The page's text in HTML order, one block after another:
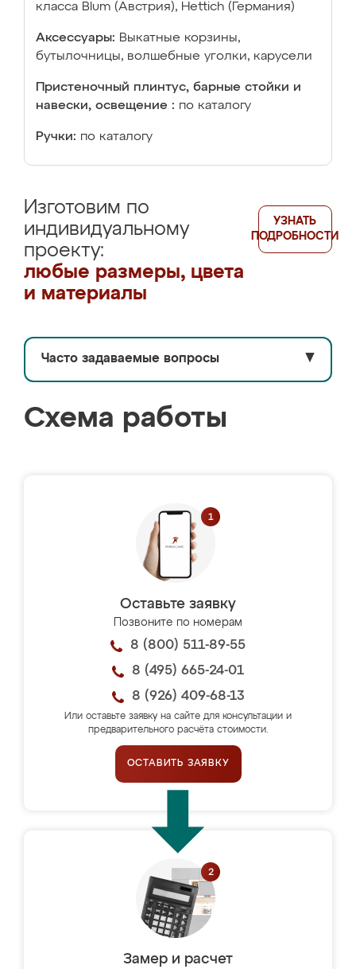
класса Blum (Австрия), Hettich (Германия)
Аксессуары: Выкатные корзины,
бутылочницы, волшебные уголки, карусели
Пристеночный плинтус, барные стойки и
навески, освещение : по каталогу
Ручки: по каталогу
Изготовим по
индивидуальному
проекту:
любые размеры, цвета
и материалы
УЗНАТЬ
ПОДРОБНОСТИ
Часто задаваемые вопросы ▼
Схема работы
Оставьте заявку
Позвоните по номерам
8 (800) 511-89-55
8 (495) 665-24-01
8 (926) 409-68-13
Или оставьте заявку на сайте для консультации и
предварительного расчёта стоимости.
ОСТАВИТЬ ЗАЯВКУ
Замер и расчет